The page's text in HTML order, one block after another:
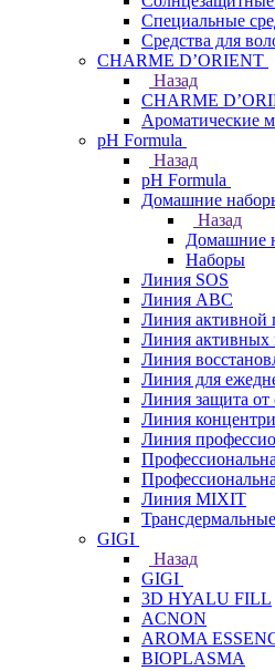
Специальные
Средства для
CHARME D’ORIENT
Назад
CHARME
Ароматические
pH Formula
Назад
pH Formula
Домашние
Назад
Домашние
Наборы
Линия SOS
Линия АВС
Линия активной
Линия активных
Линия
Линия для
Линия защита от
Линия
Линия
Линия MIXIT
GIGI
Назад
GIGI
3D HYALU FILL
ACNON
AROMA
BIOPLASMA